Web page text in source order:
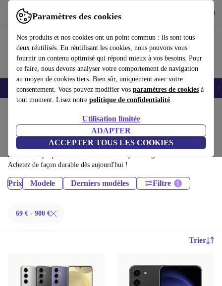
Paramètres des cookies
Nos produits et nos cookies ont un point commun : ils sont tous
deux réutilisés. En réutilisant les cookies, nous pouvons vous
fournir un contenu optimisé qui répond mieux à vos besoins. Pour
ce faire, nous devons analyser votre comportement de navigation
au moyen de cookies tiers. Bien sûr, uniquement avec votre
consentement. Vous pouvez modifier vos paramètres de cookies à
tout moment. Lisez notre politique de confidentialité.
Utilisation limitée
ADAPTER
ACCEPTER TOUS LES COOKIES
Utilisez refurbed rapidement et facilement
Smartphones Laptops Tablettes Montres connectées Accessoires
Téléphones Samsung Galaxy:
Téléphones Samsung Galaxy certifiés reconditionnés à moins de 900€ –
économisez jusqu'à 40 %. Retours sous 30 jours et garantie de 12 mois.
Achetez de façon durable dès aujourd'hui !
Prix Modele Derniers modèles Filtre
69 € - 900 €
Trier